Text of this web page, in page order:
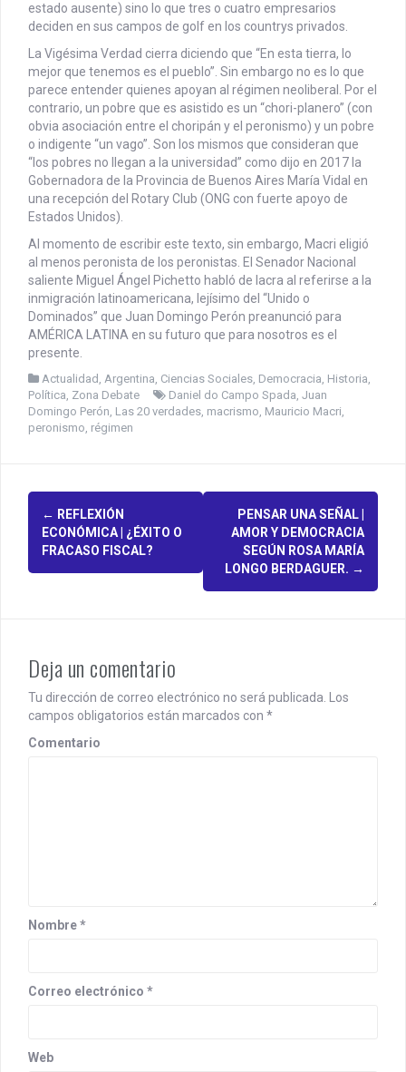
estado ausente) sino lo que tres o cuatro empresarios
deciden en sus campos de golf en los countrys privados.
La Vigésima Verdad cierra diciendo que “En esta tierra, lo
mejor que tenemos es el pueblo”. Sin embargo no es lo que
parece entender quienes apoyan al régimen neoliberal. Por el
contrario, un pobre que es asistido es un “chori-planero” (con
obvia asociación entre el choripán y el peronismo) y un pobre
o indigente “un vago”. Son los mismos que consideran que
“los pobres no llegan a la universidad” como dijo en 2017 la
Gobernadora de la Provincia de Buenos Aires María Vidal en
una recepción del Rotary Club (ONG con fuerte apoyo de
Estados Unidos).
Al momento de escribir este texto, sin embargo, Macri eligió
al menos peronista de los peronistas. El Senador Nacional
saliente Miguel Ángel Pichetto habló de lacra al referirse a la
inmigración latinoamericana, lejísimo del “Unido o
Dominados” que Juan Domingo Perón preanunció para
AMÉRICA LATINA en su futuro que para nosotros es el
presente.
Actualidad , Argentina, Ciencias Sociales, Democracia, Historia,
Política, Zona Debate Daniel do Campo Spada, Juan
Domingo Perón, Las 20 verdades, macrismo, Mauricio Macri,
peronismo, régimen
n
a
v
i
n
← REFLEXIÓN
ECONÓMICA | ¿ÉXITO O
FRACASO FISCAL?
PENSAR UNA SEÑAL |
AMOR Y DEMOCRACIA
SEGÚN ROSA MARÍA
LONGO BERDAGUER. →
Deja un comentario
Tu dirección de correo electrónico no será publicada.
Los
campos obligatorios están marcados con *
Comentario
Nombre*
Correo electrónico *
Web